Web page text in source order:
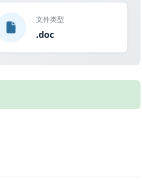
文件类型
.doc